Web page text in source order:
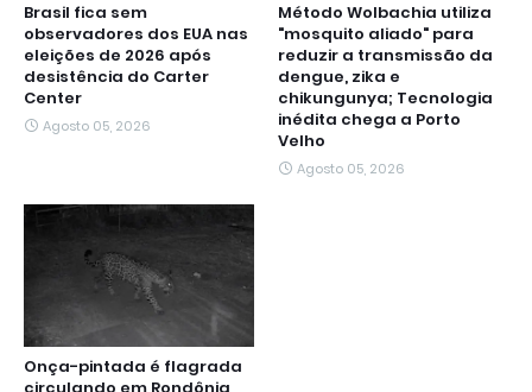
Brasil fica sem
observadores dos EUA nas
eleições de 2026 após
desistência do Carter
Center
Agosto 05, 2026
Método Wolbachia utiliza
"mosquito aliado" para
reduzir a transmissão da
dengue, zika e
chikungunya; Tecnologia
inédita chega a Porto
Velho
Agosto 05, 2026
Onça-pintada é flagrada